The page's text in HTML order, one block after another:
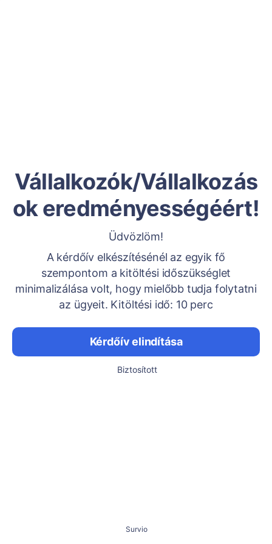
Vállalkozók/Vállalkozás
ok eredményességéért!
Üdvözlöm!
A kérdőív elkészítésénél az egyik fő
szempontom a kitöltési időszükséglet
minimalizálása volt, hogy mielőbb tudja folytatni
az ügyeit. Kitöltési idő: 10 perc
Kérdőív elindítása
Biztosított
Survio